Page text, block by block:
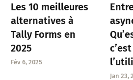
Les 10 meilleures
alternatives à
Tally Forms en
2025
Fév 6, 2025
Jan 23,